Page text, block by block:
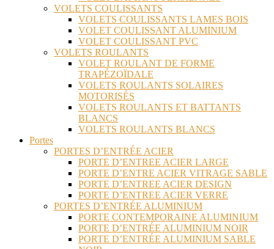
VOLETS COULISSANTS
VOLETS COULISSANTS LAMES BOIS
VOLET COULISSANT ALUMINIUM
VOLET COULISSANT PVC
VOLETS ROULANTS
VOLET ROULANT DE FORME
TRAPÉZOÏDALE
VOLETS ROULANTS SOLAIRES
MOTORISÉS
VOLETS ROULANTS ET BATTANTS
BLANCS
VOLETS ROULANTS BLANCS
Portes
PORTES D’ENTRÉE ACIER
PORTE D’ENTREE ACIER LARGE
PORTE D’ENTRE ACIER VITRAGE SABLE
PORTE D’ENTREE ACIER DESIGN
PORTE D’ENTREE ACIER VERRE
PORTES D’ENTRÉE ALUMINIUM
PORTE CONTEMPORAINE ALUMINIUM
PORTE D’ENTRÉE ALUMINIUM NOIR
PORTE D’ENTRÉE ALUMINIUM SABLE